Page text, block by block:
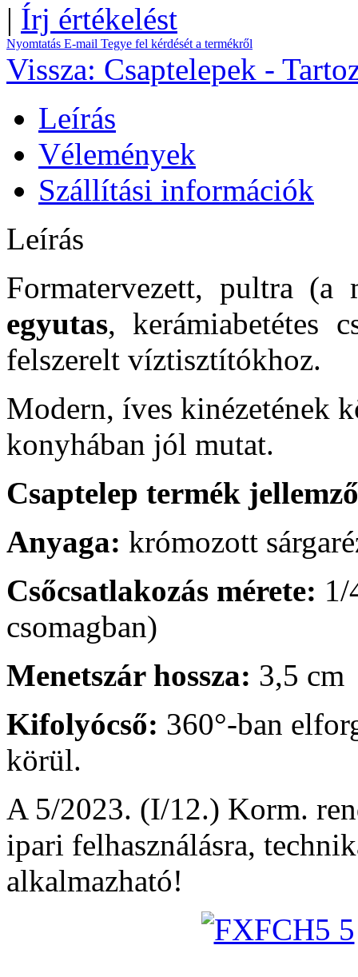
| Írj értékelést
Nyomtatás E-mail Tegye fel kérdését a termékről
Vissza: Csaptelepek -
Leírás
Vélemények
Szállítási információk
Leírás
Formatervezett, pultra (a
egyutas, kerámiabetétes
felszerelt víztisztítókhoz.
Modern, íves kinézetének
konyhában jól mutat.
Csaptelep termék
Anyaga: krómozott
Csőcsatlakozás mérete: 1/
csomagban)
Menetszár hossza: 3,5 cm
Kifolyócső: 360°-ban
körül.
A 5/2023. (I/12.) Korm.
ipari felhasználásra,
alkalmazható!